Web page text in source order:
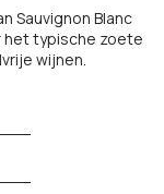
Sauvignon Blanc
het typische zoete
wijnen.